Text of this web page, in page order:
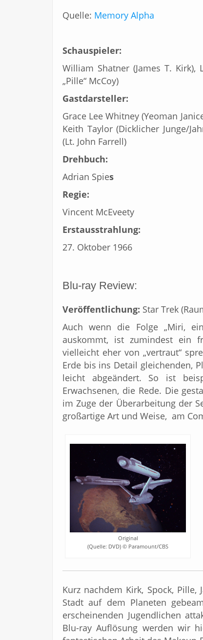
Quelle: Memory Alpha
Schauspieler:
William Shatner (James T. Kirk),
„Pille“ McCoy)
Gastdarsteller:
Grace Lee Whitney (Yeoman
Keith Taylor (Dicklicher Junge/
(Lt. John Farrell)
Drehbuch:
Adrian Spies
Regie:
Vincent McEveety
Erstausstrahlung:
27. Oktober 1966
Blu-ray Review:
Veröffentlichung: Star Trek
Auch wenn die Folge „Miri,
auskommt, ist zumindest ein
vielleicht eher von „vertraut“
Erde bis ins Detail gleichenden,
leicht abgeändert. So ist
Erwachsenen, die Rede. Die
im Zuge der Überarbeitung der
großartige Art und Weise, am
Original
(Quelle: DVD) © Paramount/CBS
Kurz nachdem Kirk, Spock,
Stadt auf dem Planeten
erscheinenden Jugendlichen
Blu-ray Auflösung werden wir